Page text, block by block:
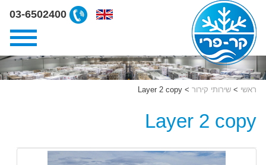
ליצירת
03-
6502400
03-6502400
ראשי > שירותי קירור >
Layer 2 copy
Layer 2 copy